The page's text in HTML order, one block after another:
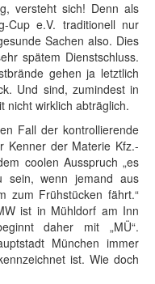
versteht sich! Denn als
Cup e.V. traditionell nur
Sachen also. Dies
spätem Dienstschluss.
gehen ja letztlich
Und sind, zumindest in
nicht wirklich abträglich.
Fall der kontrollierende
Kenner der Materie Kfz.-
coolen Ausspruch „es
sein, wenn jemand aus
zum Frühstücken fährt.“
ist in Mühldorf am Inn
daher mit „MÜ“.
München immer
ist. Wie doch